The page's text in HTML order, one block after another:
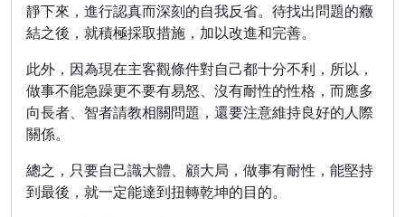
靜下來，進行認真而深刻的自我反省。待找出問題的癥
結之後，就積極採取措施，加以改進和完善。
此外，因為現在主客觀條件對自己都十分不利，所以，
做事不能急躁更不要有易怒、沒有耐性的性格，而應多
向長者、智者請教相關問題，還要注意維持良好的人際
關係。
總之，只要自己識大體、顧大局，做事有耐性，能堅持
到最後，就一定能達到扭轉乾坤的目的。